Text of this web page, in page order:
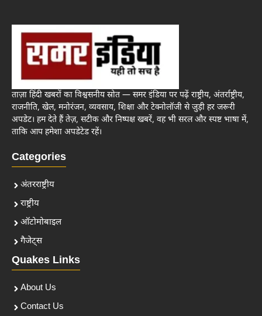
ताज़ा हिंदी खबरों का विश्वसनीय स्रोत — समर इंडिया पर पढ़ें राष्ट्रीय, अंतर्राष्ट्रीय,
राजनीति, खेल, मनोरंजन, व्यवसाय, शिक्षा और टेक्नोलॉजी से जुड़ी हर जरूरी
अपडेट। हम देते हैं तेज़, सटीक और निष्पक्ष खबरें, वह भी सरल और स्पष्ट भाषा में,
ताकि आप हमेशा अपडेटेड रहें।
Categories
अंतरराष्ट्रीय
राष्ट्रीय
ऑटोमोबाइल
गैजेट्स
Quakes Links
About Us
Contact Us